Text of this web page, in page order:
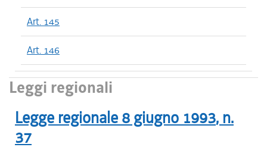
Art. 145
Art. 146
Leggi regionali
Legge regionale 8 giugno 1993, n.
37